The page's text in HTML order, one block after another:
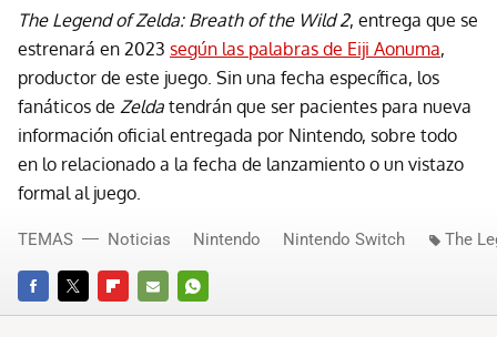
The Legend of Zelda: Breath of the Wild 2, entrega que se
estrenará en 2023 según las palabras de Eiji Aonuma,
productor de este juego. Sin una fecha específica, los
fanáticos de Zelda tendrán que ser pacientes para nueva
información oficial entregada por Nintendo, sobre todo
en lo relacionado a la fecha de lanzamiento o un vistazo
formal al juego.
FACEBOOKTWITTERFLIPBOARD
E-
WHATSAPP
TEMAS Noticias Nintendo Nintendo Switch The